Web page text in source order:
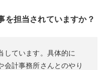
を担当されていますか？
しています。具体的に
会計事務所さんとのやり